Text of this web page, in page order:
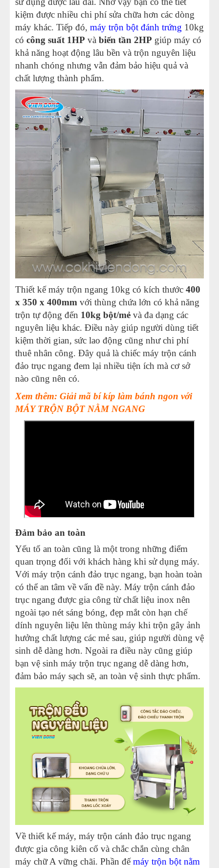
kiệm được nhiều chi phí sửa chữa hơn các dòng
máy khác. Tiếp đó, máy trộn bột đánh trứng 10kg
có công suất 1HP và biến tần 2HP giúp máy có
khả năng hoạt động lâu bền và trộn nguyên liệu
nhanh chóng nhưng vẫn đảm bảo hiệu quả và
chất lượng thành phẩm.
Thiết kế máy trộn ngang 10kg có kích thước 400
x 350 x 400mm với thùng chứa lớn có khả năng
trộn tự động đến 10kg bột/mẻ và đa dạng các
nguyên liệu khác. Điều này giúp người dùng tiết
kiệm thời gian, sức lao động cũng như chi phí
thuê nhân công. Đây quả là chiếc máy trộn cánh
đảo trục ngang đem lại nhiều tiện ích mà cơ sở
nào cũng nên có.
Xem thêm: Giải mã bí kíp làm bánh ngon với
MÁY TRỘN BỘT NẰM NGANG
Đảm bảo an toàn
Yếu tố an toàn cũng là một trong những điểm
quan trọng đối với khách hàng khi sử dụng máy.
Với máy trộn cánh đảo trục ngang, bạn hoàn toàn
có thể an tâm về vấn đề này. Máy trộn cánh đảo
trục ngang được gia công từ chất liệu inox nên
ngoài tạo nét sáng bóng, đẹp mắt còn hạn chế
dính nguyên liệu lên thùng máy khi trộn gây ảnh
hưởng chất lượng các mẻ sau, giúp người dùng vệ
sinh dễ dàng hơn. Ngoài ra điều này cũng giúp
bạn vệ sinh máy trộn trục ngang dễ dàng hơn,
đảm bảo máy sạch sẽ, an toàn vệ sinh thực phẩm.
Về thiết kế máy, máy trộn cánh đảo trục ngang
được gia công kiên cố và chắc chắn cùng chân
máy chữ A vững chãi. Phần đếmáy trộn bột nằm